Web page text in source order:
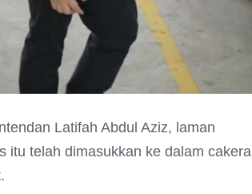
Latifah Abdul Aziz, laman
itu telah dimasukkan ke dalam cakera